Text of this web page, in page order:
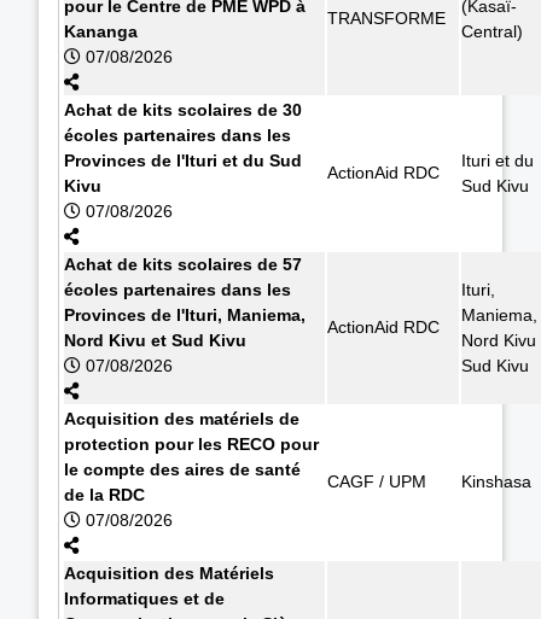
pour le Centre de PME WPD à
Kananga
07/08/2026
TRANSFORME
(Kasaï-
Central)
Achat de kits scolaires de 30
écoles partenaires dans les
Provinces de l'Ituri et du Sud
Kivu
07/08/2026
ActionAid RDC
Ituri et du
Sud Kivu
Achat de kits scolaires de 57
écoles partenaires dans les
Provinces de l'Ituri, Maniema,
Nord Kivu et Sud Kivu
07/08/2026
ActionAid RDC
Ituri,
Maniema,
Nord Kivu
Sud Kivu
Acquisition des matériels de
protection pour les RECO pour
le compte des aires de santé
de la RDC
07/08/2026
CAGF / UPM Kinshasa
Acquisition des Matériels
Informatiques et de